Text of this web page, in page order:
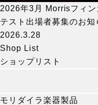
2026年3月 Morrisフィ
テスト出場者募集のお知
2026.3.28
Shop List
ショップリスト
モリダイラ楽器製品